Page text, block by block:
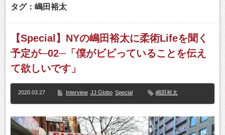
タグ：嶋田裕太
【Special】NYの嶋田裕太に柔術Lifeを聞く
予定が─02─「僕がビビっていることを伝え
て欲しいです」
2020.03.27 Interview JJ Globo Special 嶋田裕太